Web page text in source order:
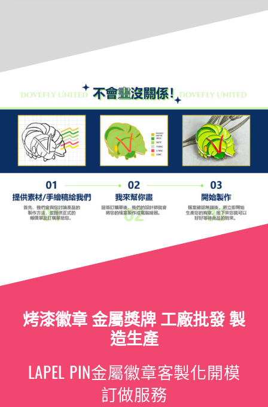
烤漆徽章 金屬獎牌 工廠批發 製
造生產
LAPEL PIN金屬徽章客製化開模
訂做服務